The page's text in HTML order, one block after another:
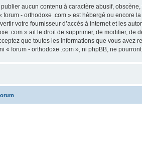
aucun contenu à caractère abusif,
forum - orthodoxe .com » est hébergé ou encore
votre fournisseur d’accès à internet et les
.com » ait le droit de supprimer, de modifier, de
que toutes les informations que vous
« forum - orthodoxe .com », ni phpBB, ne